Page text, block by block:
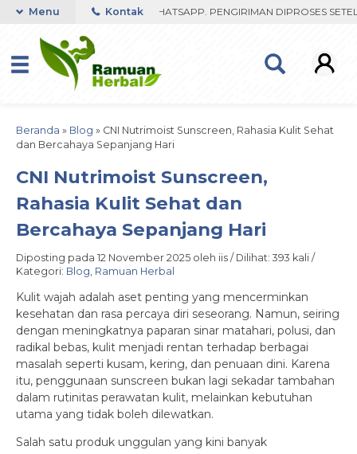
RESPON ORDER VIA WHATSAPP. PENGIRIMAN DIPROSES SETELAH
Menu Kontak
Beranda » Blog » CNI Nutrimoist Sunscreen, Rahasia Kulit Sehat
dan Bercahaya Sepanjang Hari
CNI Nutrimoist Sunscreen,
Rahasia Kulit Sehat dan
Bercahaya Sepanjang Hari
Diposting pada 12 November 2025 oleh iis / Dilihat: 393 kali /
Kategori: Blog, Ramuan Herbal
Kulit wajah adalah aset penting yang mencerminkan
kesehatan dan rasa percaya diri seseorang. Namun, seiring
dengan meningkatnya paparan sinar matahari, polusi, dan
radikal bebas, kulit menjadi rentan terhadap berbagai
masalah seperti kusam, kering, dan penuaan dini. Karena
itu, penggunaan sunscreen bukan lagi sekadar tambahan
dalam rutinitas perawatan kulit, melainkan kebutuhan
utama yang tidak boleh dilewatkan.
Salah satu produk unggulan yang kini banyak